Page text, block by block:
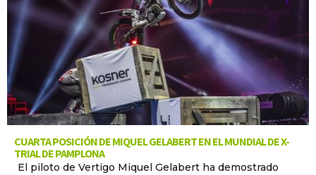
CUARTA POSICIÓN DE MIQUEL GELABERT EN EL MUNDIAL DE X-
TRIAL DE PAMPLONA
El piloto de Vertigo Miquel Gelabert ha demostrado